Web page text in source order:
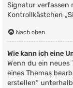
Signatur verfassen
Kontrollkästchen
Nach oben
Wie kann ich eine
Wenn du ein
eines Themas
erstellen“